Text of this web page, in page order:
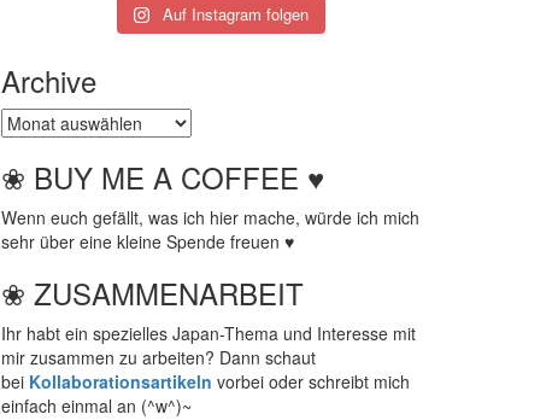
Auf Instagram folgen
Archive
Archive
❀ BUY ME A COFFEE ♥
Wenn euch gefällt, was ich hier mache, würde ich mich
sehr über eine kleine Spende freuen ♥
❀ ZUSAMMENARBEIT
Ihr habt ein spezielles Japan-Thema und Interesse mit
mir zusammen zu arbeiten? Dann schaut
bei Kollaborationsartikeln vorbei oder schreibt mich
einfach einmal an (^w^)~